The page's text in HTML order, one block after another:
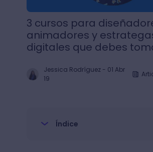
3 cursos para
animadores y
digitales que debes
Jessica Rodríguez- 01 Abr
19
Índice